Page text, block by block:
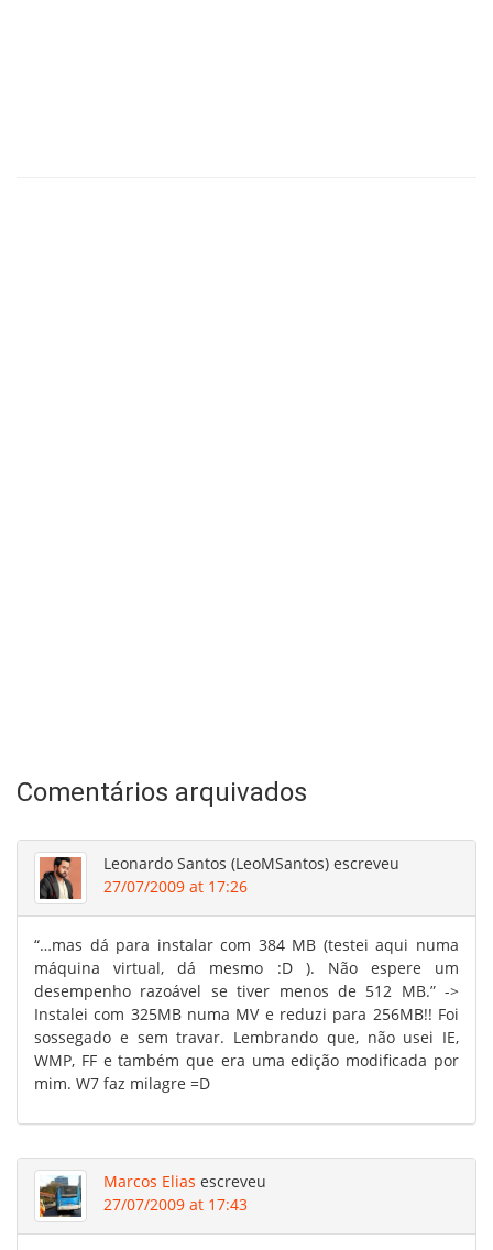
Comentários arquivados
Leonardo Santos (LeoMSantos) escreveu
27/07/2009 at 17:26
“…mas dá para instalar com 384 MB (testei aqui numa
máquina virtual, dá mesmo :D ). Não espere um
desempenho razoável se tiver menos de 512 MB.” ->
Instalei com 325MB numa MV e reduzi para 256MB!! Foi
sossegado e sem travar. Lembrando que, não usei IE,
WMP, FF e também que era uma edição modificada por
mim. W7 faz milagre =D
Marcos Elias escreveu
27/07/2009 at 17:43